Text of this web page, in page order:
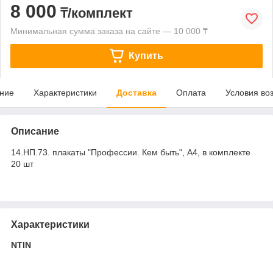
8 000 ₸/комплект
Минимальная сумма заказа на сайте — 10 000 ₸
Купить
Характеристики Доставка Оплата Условия
Описание
14.НП.73. плакаты "Профессии. Кем быть", А4, в комплекте
20 шт
Характеристики
NTIN